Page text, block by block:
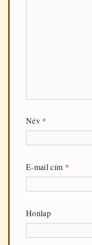
Név *
E-mail cím *
Honlap